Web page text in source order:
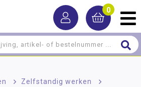
0
> Zelfstandig werken
>